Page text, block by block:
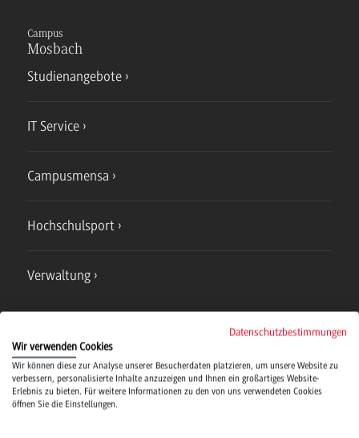
Campus
Mosbach
Studienangebote
IT Service
Campusmensa
Hochschulsport
Verwaltung
Bad Mergentheim
Studienangebote
Datenschutzbestimmungen
Wir verwenden Cookies
Wir können diese zur Analyse unserer Besucherdaten platzieren, um unsere Website zu
verbessern, personalisierte Inhalte anzuzeigen und Ihnen ein großartiges Website-
Erlebnis zu bieten. Für weitere Informationen zu den von uns verwendeten Cookies
öffnen Sie die Einstellungen.